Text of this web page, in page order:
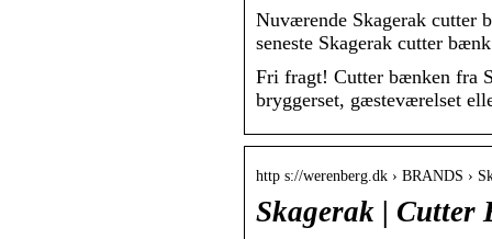
Nuværende Skagerak cutter
seneste Skagerak cutter
Fri fragt! Cutter bænken fra
bryggerset, gæsteværelset
http s://werenberg.dk › BRANDS ›
Skagerak | Cutter